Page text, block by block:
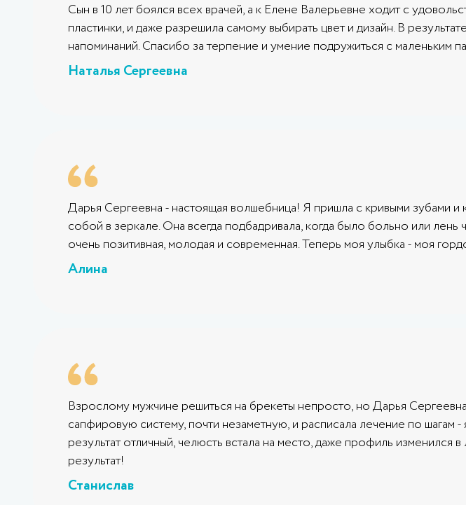
Сын в 10 лет боялся всех врачей, а к Елене Валерьевне ходит с
пластинки, и даже разрешила самому выбирать цвет и дизайн. В
напоминаний. Спасибо за терпение и умение подружиться с маленьким
Наталья Сергеевна
Дарья Сергеевна - настоящая волшебница! Я пришла с кривыми зубами
собой в зеркале. Она всегда подбадривала, когда было больно или лень
очень позитивная, молодая и современная. Теперь моя улыбка - моя
Алина
Взрослому мужчине решиться на брекеты непросто, но Дарья
сапфировую систему, почти незаметную, и расписала лечение по шагам
результат отличный, челюсть встала на место, даже профиль
результат!
Станислав